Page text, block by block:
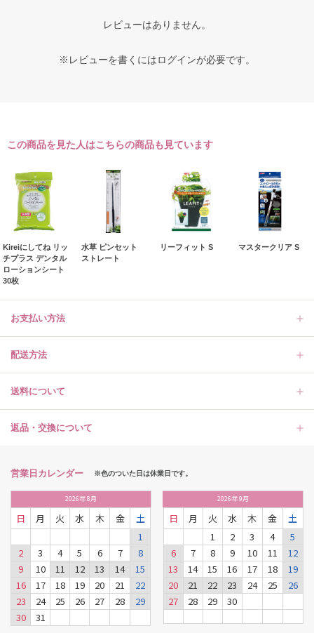
レビューはありません。
※レビューを書くにはログインが必要です。
この商品を見た人はこちらの商品も見ています
Kireiにしてね リッ
チプラス デンタル
ローションシート
30枚
水草 ピンセット
ストレート
リーフィット S マスタークリア S
お支払い方法
配送方法
送料について
返品・交換について
営業日カレンダー ※色のついた日は休業日です。
2026年8月
日 月 火 水 木 金
土
1
2
3 4 5 6 7
8
9
10 11 12 13 14
15
16
17 18 19 20 21
22
23
24 25 26 27 28
29
30
31
2026年9月
日 月 火 水 木 金
土
1
2 3 4
5
6
7 8 9 10 11
12
13
14 15 16 17 18
19
20
21 22 23 24 25
26
27
28 29 30